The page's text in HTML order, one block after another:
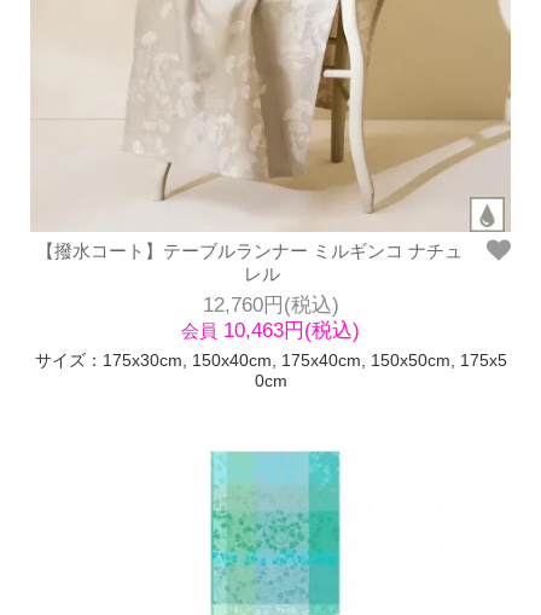
【撥水コート】テーブルランナー ミルギンコ ナチュ
レル
12,760円(税込)
会員 10,463円(税込)
サイズ：175x30cm, 150x40cm, 175x40cm, 150x50cm, 175x5
0cm